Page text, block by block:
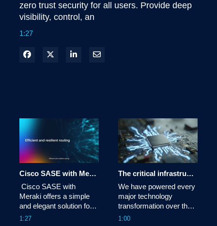
zero trust security for all users. Provide deep
visibility, control, an
1:27
Compartilhar no Facebook
Compartilhar no X
Compartilhar no LinkedIn
Compartilhar por e-mail
Cisco SASE with Meraki: Fast, simple, secure, and resilient
Cisco SASE with
Meraki offers a simple
and elegant solution for
securing access from
1:27
The critical infrastructure for the AI era
We have powered every
major technology
transformation over the
past four decades. Now,
1:00